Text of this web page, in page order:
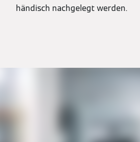
händisch nachgelegt werden.